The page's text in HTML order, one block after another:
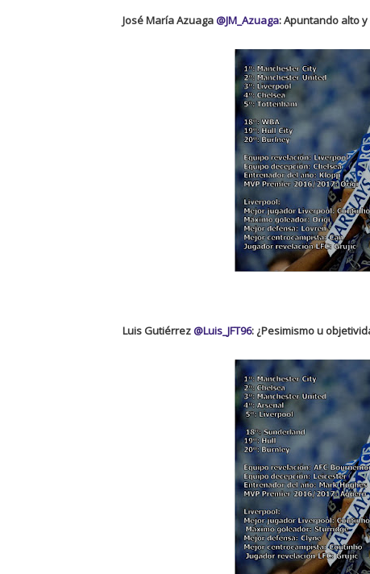
José María Azuaga @JM_Azuaga: Apuntando alto
Luis Gutiérrez @Luis_JFT96: ¿Pesimismo u